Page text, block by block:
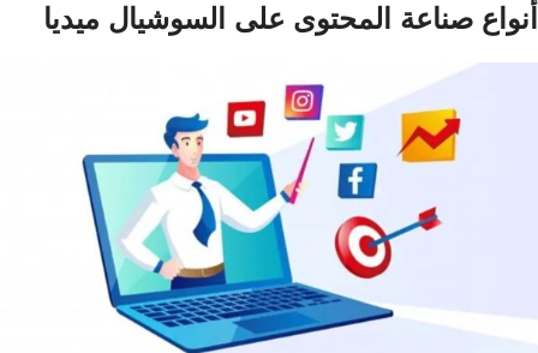
أنواع صناعة المحتوى على السوشيال ميديا